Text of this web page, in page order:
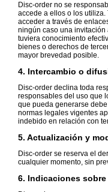
Disc-order no se
accede a ellos o los
acceder a través de
ningún caso una invitación
tuviera conocimiento
bienes o derechos de
mayor brevedad posible.
4. Intercambio o
Disc-order declina toda
responsables del uso que
que pueda generarse
normas legales vigentes
indebido en relación con
5. Actualización y
Disc-order se reserva el
cualquier momento, sin
6. Indicaciones